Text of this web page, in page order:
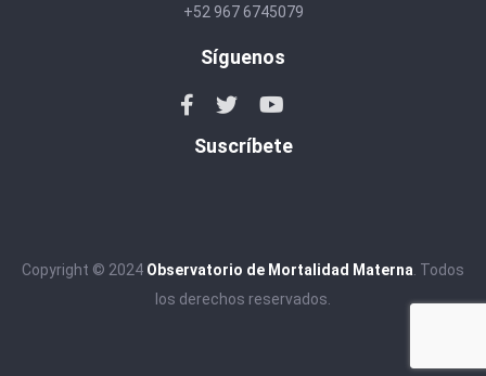
+52 967 6745079
Síguenos
Suscríbete
Copyright © 2024 Observatorio de Mortalidad Materna . Todos
los derechos reservados.